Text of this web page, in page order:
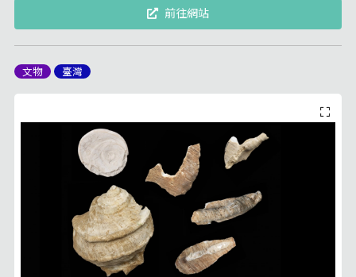
前往網站
文物 臺灣